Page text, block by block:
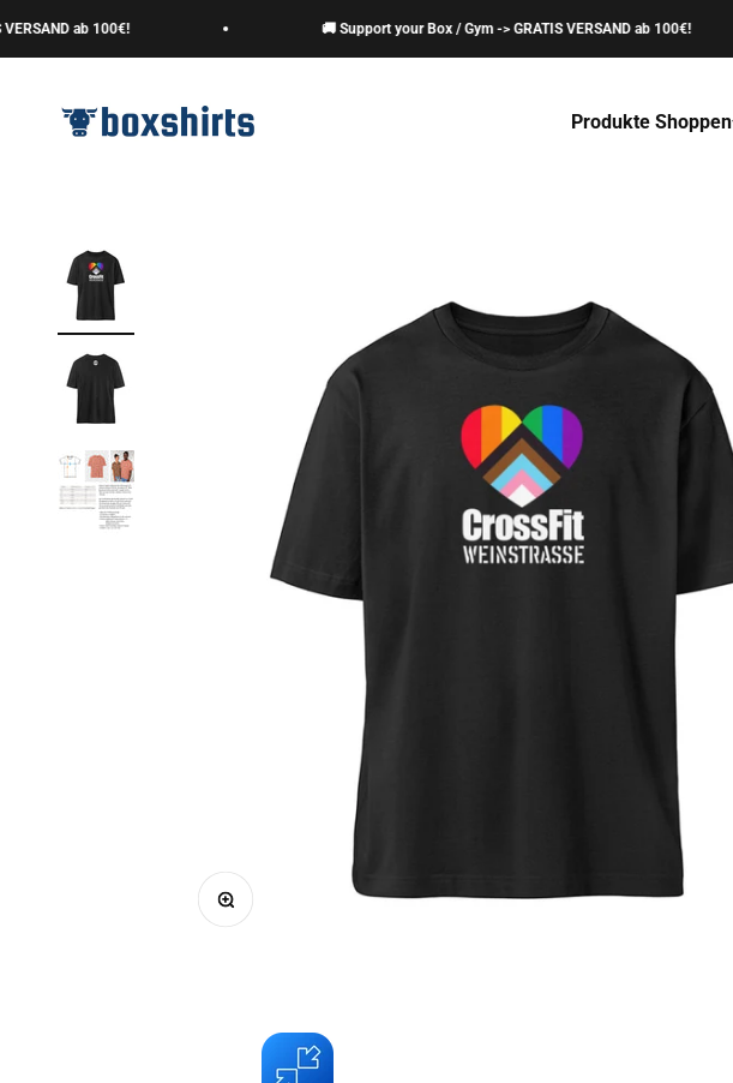
ab 100€! 🚚 Support your Box / Gym -> GRATIS VERSAND ab 100€!
Produkte Shoppen
boxshirts
Bild vergrößern